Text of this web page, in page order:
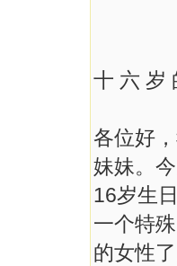
十 六 岁
各位好
妹妹。
16岁生
一个特
的女性